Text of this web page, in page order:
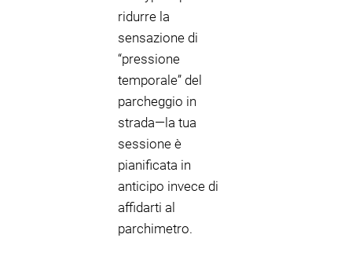
ridurre la
sensazione di
“pressione
temporale” del
parcheggio in
strada—la tua
sessione è
pianificata in
anticipo invece di
affidarti al
parchimetro.